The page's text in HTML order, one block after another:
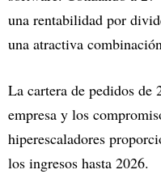
una rentabilidad por
una atractiva
La cartera de pedidos de
empresa y los
hiperescaladores
los ingresos hasta 2026.